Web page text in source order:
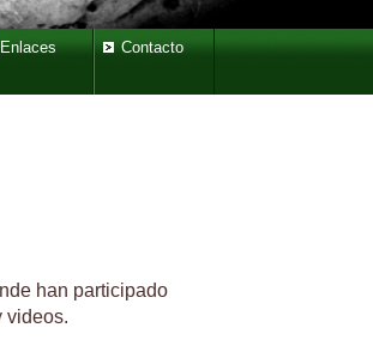
Enlaces Contacto
han participado
videos.